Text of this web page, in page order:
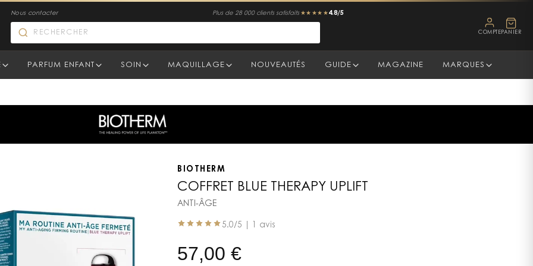
Nous contacter Plus de 28 000 clients satisfaits ★★★★★ 4.8/5
COMPTE PANIER
PARFUM ENFANT SOIN MAQUILLAGE NOUVEAUTÉS GUIDE MAGAZINE MARQUES
BIOTHERM
COFFRET BLUE THERAPY UPLIFT
ANTI-ÂGE
5.0/5 | 1 avis
57,00 €